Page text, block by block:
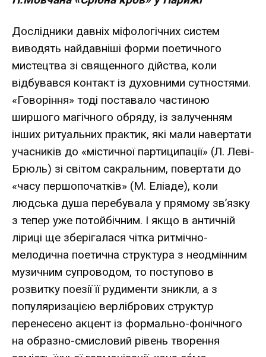
Дослідники давніх міфологічних систем
виводять найдавніші форми поетичного
мистецтва зі священного дійства, коли
відбувався контакт із духовними сутностями.
«Говоріння» тоді поставало частиною
ширшого магічного обряду, із залученням
інших ритуальних практик, які мали навертати
учасників до «містичної партиципації» (Л. Леві-
Брюль) зі світом сакральним, повертати до
«часу першопочатків» (М. Еліаде), коли
людська душа перебувала у прямому зв’язку
з тепер уже потойбічним. І якщо в античній
ліриці ще зберігалася чітка ритмічно-
мелодична поетична структура з неодмінним
музичним супроводом, то поступово в
розвитку поезії її рудименти зникли, а з
популяризацією верлібрових структур
перенесено акцент із формально-фонічного
на образно-смисловий рівень творення